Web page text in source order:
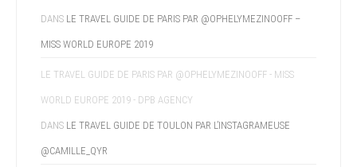
DANS LE TRAVEL GUIDE DE PARIS PAR @OPHELYMEZINOOFF –
MISS WORLD EUROPE 2019
LE TRAVEL GUIDE DE PARIS PAR @OPHELYMEZINOOFF - MISS
WORLD EUROPE 2019 - DPB AGENCY
DANS LE TRAVEL GUIDE DE TOULON PAR L’INSTAGRAMEUSE
@CAMILLE_QYR